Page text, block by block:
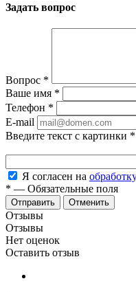
Задать вопрос
Вопрос *
Ваше имя *
Телефон *
E-mail
Введите текст с картинки *
Я согласен на
* — Обязательные поля
Отменить
Отзывы
Отзывы
Нет оценок
Оставить отзыв